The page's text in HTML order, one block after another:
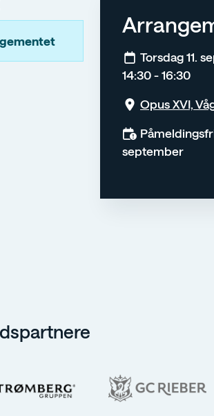
Torsdag 11.
14:30 - 16:30
Opus XVI,
september